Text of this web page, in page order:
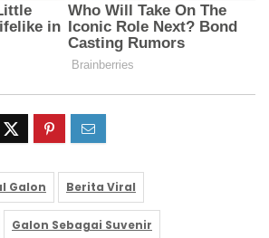
Galon Berita Viral
Galon Sebagai Suvenir